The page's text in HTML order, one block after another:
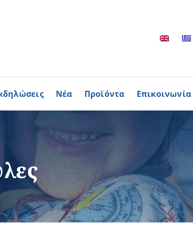
Συμμαχία Σπάνιων Παθήσεων
Συντονιστικό Συμβούλιο Εθελοντισμού
Συνδέσμων Ασθενών Κύπρου
Ελλάδος
Φωτογραφικό
Βίντεο
Ραδιοφωνικές
Διαφημίσεις /
Τα Τραγούδια
ΓΙΝΟΜΑΙ
ΕΘΕΛΟΝΤΗΣ
Περισσότερα
Νέα Προϊόντα Επικοινωνία